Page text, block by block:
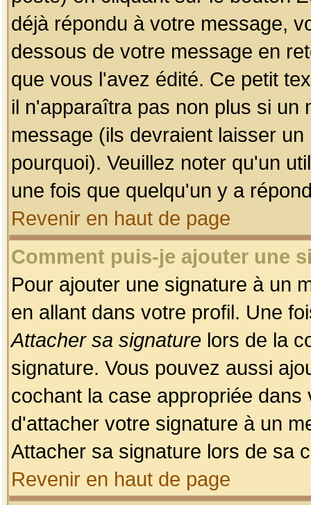
déjà répondu à votre message,
dessous de votre message en
que vous l'avez édité. Ce petit
il n'apparaîtra pas non plus si un
message (ils devraient laisser
pourquoi). Veuillez noter qu'un
une fois que quelqu'un y a
Revenir en haut de page
Comment puis-je ajouter une
Pour ajouter une signature à un
en allant dans votre profil. Une
Attacher sa signature lors de la
signature. Vous pouvez aussi
cochant la case appropriée
d'attacher votre signature à un
Attacher sa signature lors de sa
Revenir en haut de page